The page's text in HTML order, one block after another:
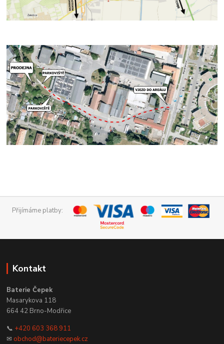
Přijímáme platby:
Kontakt
Baterie Čepek
Masarykova 118
664 42 Brno-Modřice
📞 +420 603 368 911
✉ obchod@bateriecepek.cz